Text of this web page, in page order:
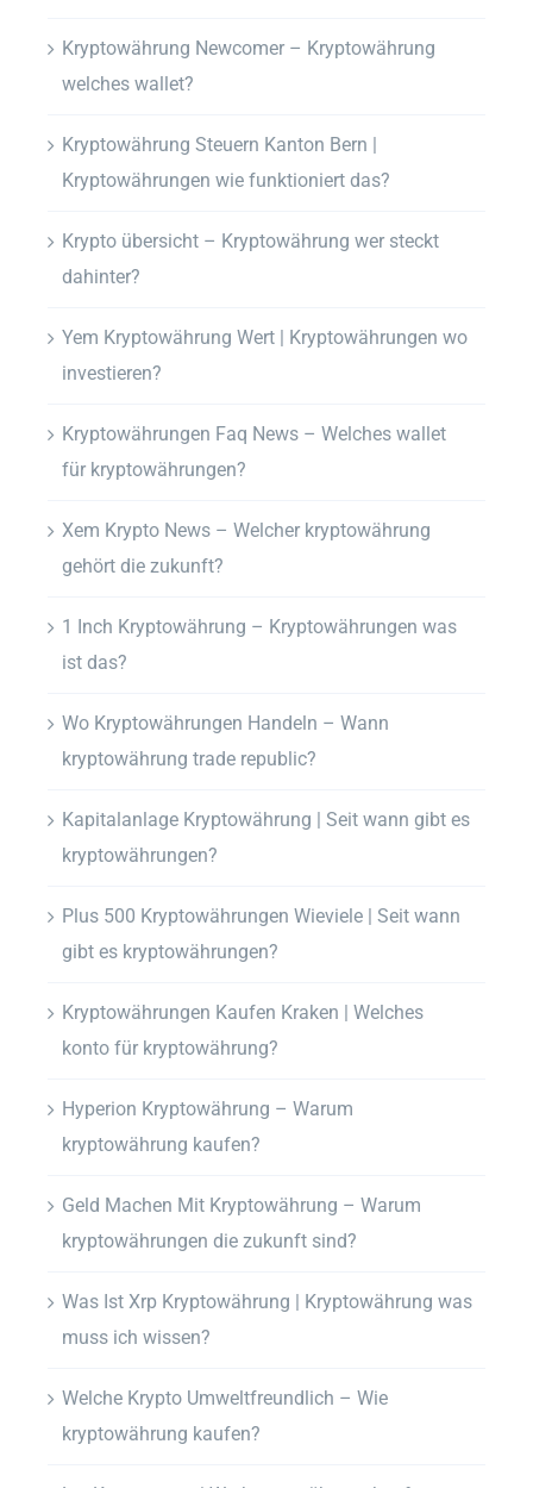
Kryptowährung Newcomer – Kryptowährung
welches wallet?
Kryptowährung Steuern Kanton Bern |
Kryptowährungen wie funktioniert das?
Krypto übersicht – Kryptowährung wer steckt
dahinter?
Yem Kryptowährung Wert | Kryptowährungen wo
investieren?
Kryptowährungen Faq News – Welches wallet
für kryptowährungen?
Xem Krypto News – Welcher kryptowährung
gehört die zukunft?
1 Inch Kryptowährung – Kryptowährungen was
ist das?
Wo Kryptowährungen Handeln – Wann
kryptowährung trade republic?
Kapitalanlage Kryptowährung | Seit wann gibt es
kryptowährungen?
Plus 500 Kryptowährungen Wieviele | Seit wann
gibt es kryptowährungen?
Kryptowährungen Kaufen Kraken | Welches
konto für kryptowährung?
Hyperion Kryptowährung – Warum
kryptowährung kaufen?
Geld Machen Mit Kryptowährung – Warum
kryptowährungen die zukunft sind?
Was Ist Xrp Kryptowährung | Kryptowährung was
muss ich wissen?
Welche Krypto Umweltfreundlich – Wie
kryptowährung kaufen?